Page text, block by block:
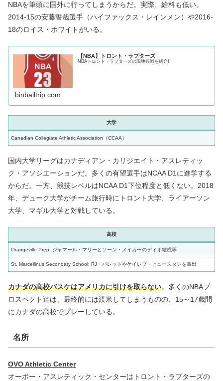
NBAを筆頭に国外に行ってしまうからだ。実際、給料も低い。
2014-15の安藤誓哉選手（ハイファックス・レインメン）や2016-
18のロイス・ホワイトがいる。
【NBA】トロント・ラプターズ
NBAトロント・ラプターズの現地観戦を紹介!!
binballtrip.com
大学
Canadian Collegiate Athletic Association（CCAA）
国内大学リーグはカナディアン・カリジエイト・アスレティッ
ク・アソシエーションだ。多くの有望選手はNCAA D1に進学する
からだ。一方、競技レベルはNCAA D1下位程度と低くない。2018
年、デューク大学がチーム旅行時にトロント大学、ライアーソン
大学、マギル大学と対戦している。
高校
Orangeville Prep: ジャマール・マリーとソーン・メイカーのディオ結成等
St. Marcellinus Secondary School: RJ・バレットやケイレブ・ヒュースタンを輩出
カナダの高校バスケはアメリカに引けを取らない。多くのNBAプ
ロスペクト達は、最終的には渡米してしまうものの、15～17歳間
にカナダの高校でプレーしている。
名所
OVO Athletic Center
オーボー・アスレティック・センターはトロント・ラプターズの